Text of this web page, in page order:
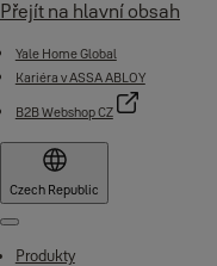
Přejít na hlavní obsah
Yale Home Global
Kariéra v ASSA ABLOY
B2B Webshop CZ
Czech Republic
Menu
Produkty